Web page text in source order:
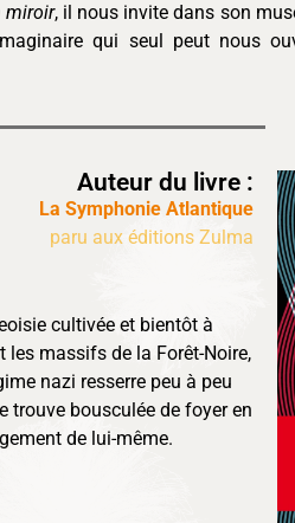
miroir, il nous invite dans son
qui seul peut nous
Auteur du livre :
La Symphonie Atlantique
paru aux éditions Zulma
cultivée et bientôt à
les massifs de la Forêt-Noire,
nazi resserre peu à peu
trouve bousculée de foyer en
de lui-même.